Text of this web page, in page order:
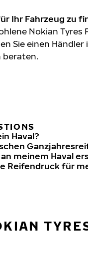
Ihr Fahrzeug zu
Nokian Tyres
Sie einen Händler
beraten.
Haval?
meinem Haval
Reifendruck für